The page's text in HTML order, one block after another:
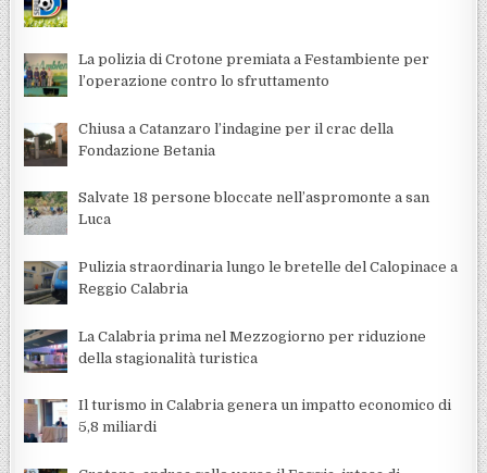
La polizia di Crotone premiata a Festambiente per
l’operazione contro lo sfruttamento
Chiusa a Catanzaro l’indagine per il crac della
Fondazione Betania
Salvate 18 persone bloccate nell’aspromonte a san
Luca
Pulizia straordinaria lungo le bretelle del Calopinace a
Reggio Calabria
La Calabria prima nel Mezzogiorno per riduzione
della stagionalità turistica
Il turismo in Calabria genera un impatto economico di
5,8 miliardi